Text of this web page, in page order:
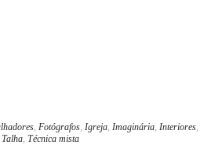
Fotógrafos Igreja Imaginária Interiores
Talha Técnica mista